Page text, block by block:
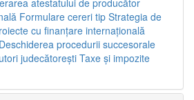
Formulare cereri tip Strategia de
cu finanţare internaţională
Deschiderea procedurii succesorale
judecătorești Taxe şi impozite